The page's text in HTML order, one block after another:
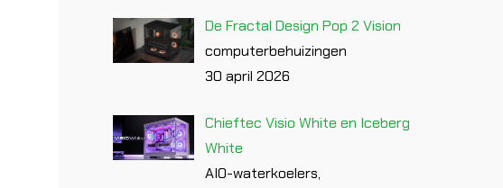
De Fractal Design Pop 2 Vision
computerbehuizingen
30 april 2026
Chieftec Visio White en Iceberg
White
AIO-waterkoelers,